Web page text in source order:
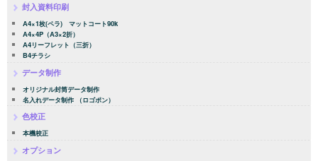
封入資料印刷
A4×1枚(ペラ) マットコート90k
A4×4P（A3×2折）
A4リーフレット（三折）
B4チラシ
データ制作
オリジナル封筒データ制作
名入れデータ制作 （ロゴポン）
色校正
本機校正
オプション